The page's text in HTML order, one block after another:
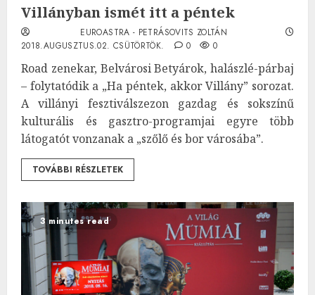
Villányban ismét itt a péntek
EUROASTRA - PETRÁSOVITS ZOLTÁN
2018.AUGUSZTUS.02. CSÜTÖRTÖK.
0 0
Road zenekar, Belvárosi Betyárok, halászlé-párbaj
– folytatódik a „Ha péntek, akkor Villány” sorozat.
A villányi fesztiválszezon gazdag és sokszínű
kulturális és gasztro-programjai egyre több
látogatót vonzanak a „szőlő és bor városába”.
TOVÁBBI RÉSZLETEK
3 minutes read